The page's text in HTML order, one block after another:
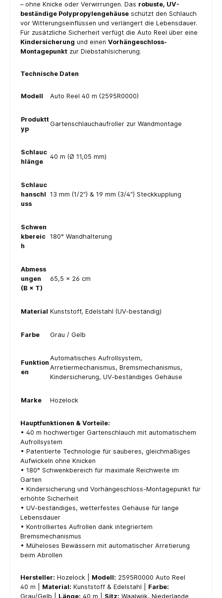
– ohne Knicke oder Verwirrungen. Das robuste, UV-
beständige Polypropylengehäuse schützt den Schlauch
vor Witterungseinflüssen und verlängert die Lebensdauer.
Für zusätzliche Sicherheit verfügt die Auto Reel über eine
Kindersicherung und einen Vorhängeschloss-
Montagepunkt zur Diebstahlsicherung.
Technische Daten
Modell Auto Reel 40 m (2595R0000)
Produktt
yp
Gartenschlauchaufroller zur Wandmontage
Schlauc
hlänge
40 m (Ø 11,05 mm)
Schlauc
hanschl
uss
13 mm (1/2″) & 19 mm (3/4″) Steckkupplung
Schwen
kbereic
h
180° Wandhalterung
Abmess
ungen
(B × T)
65,5 × 26 cm
Material Kunststoff, Edelstahl (UV-beständig)
Farbe Grau / Gelb
Funktion
en
Automatisches Aufrollsystem,
Arretiermechanismus, Bremsmechanismus,
Kindersicherung, UV-beständiges Gehäuse
Marke Hozelock
Hauptfunktionen & Vorteile:
• 40 m hochwertiger Gartenschlauch mit automatischem
Aufrollsystem
• Patentierte Technologie für sauberes, gleichmäßiges
Aufwickeln ohne Knicken
• 180° Schwenkbereich für maximale Reichweite im
Garten
• Kindersicherung und Vorhängeschloss-Montagepunkt für
erhöhte Sicherheit
• UV-beständiges, wetterfestes Gehäuse für lange
Lebensdauer
• Kontrolliertes Aufrollen dank integriertem
Bremsmechanismus
• Müheloses Bewässern mit automatischer Arretierung
beim Abrollen
Hersteller: Hozelock | Modell: 2595R0000 Auto Reel
40 m | Material: Kunststoff & Edelstahl | Farbe:
Grau/Gelb | Länge: 40 m | Sitz: Waalwijk, Niederlande